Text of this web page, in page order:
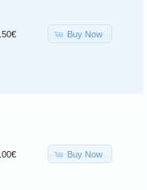
Buy Now
Buy Now